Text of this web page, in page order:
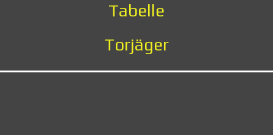
Tabelle
Torjäger